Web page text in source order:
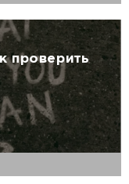
проверить